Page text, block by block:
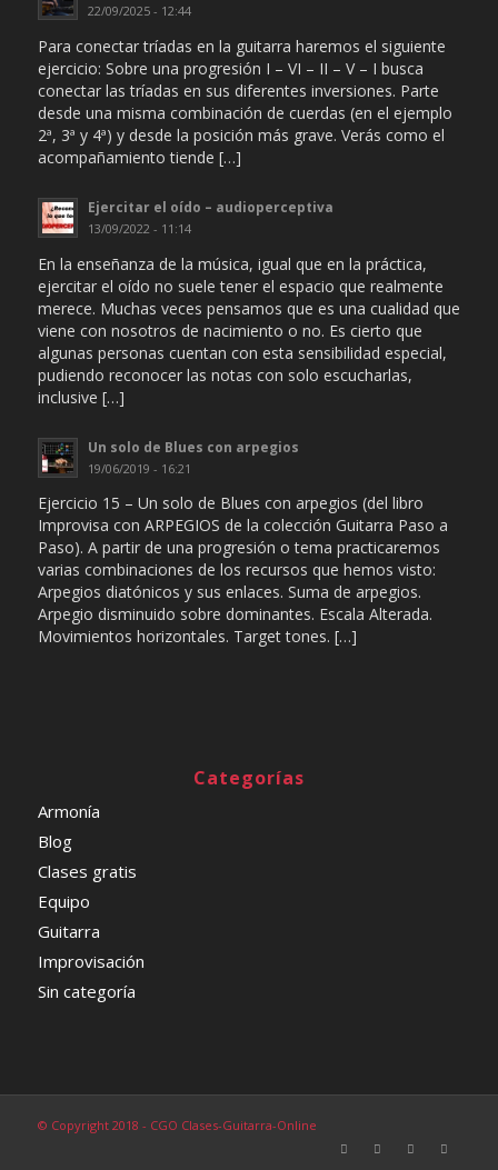
22/09/2025 - 12:44
Para conectar tríadas en la guitarra haremos el siguiente
ejercicio: Sobre una progresión I – VI – II – V – I busca
conectar las tríadas en sus diferentes inversiones. Parte
desde una misma combinación de cuerdas (en el ejemplo
2ª, 3ª y 4ª) y desde la posición más grave. Verás como el
acompañamiento tiende […]
Ejercitar el oído – audioperceptiva
13/09/2022 - 11:14
En la enseñanza de la música, igual que en la práctica,
ejercitar el oído no suele tener el espacio que realmente
merece. Muchas veces pensamos que es una cualidad que
viene con nosotros de nacimiento o no. Es cierto que
algunas personas cuentan con esta sensibilidad especial,
pudiendo reconocer las notas con solo escucharlas,
inclusive […]
Un solo de Blues con arpegios
19/06/2019 - 16:21
Ejercicio 15 – Un solo de Blues con arpegios (del libro
Improvisa con ARPEGIOS de la colección Guitarra Paso a
Paso). A partir de una progresión o tema practicaremos
varias combinaciones de los recursos que hemos visto:
Arpegios diatónicos y sus enlaces. Suma de arpegios.
Arpegio disminuido sobre dominantes. Escala Alterada.
Movimientos horizontales. Target tones. […]
Categorías
Armonía
Blog
Clases gratis
Equipo
Guitarra
Improvisación
Sin categoría
© Copyright 2018 - CGO Clases-Guitarra-Online